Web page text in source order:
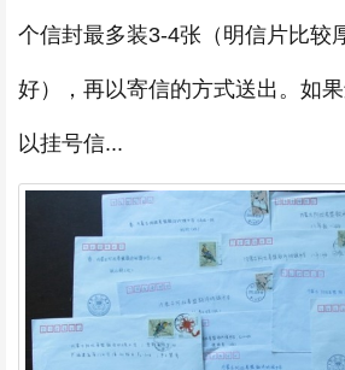
个信封最多装3-4张（明信片比较
好），再以寄信的方式送出。如
以挂号信...